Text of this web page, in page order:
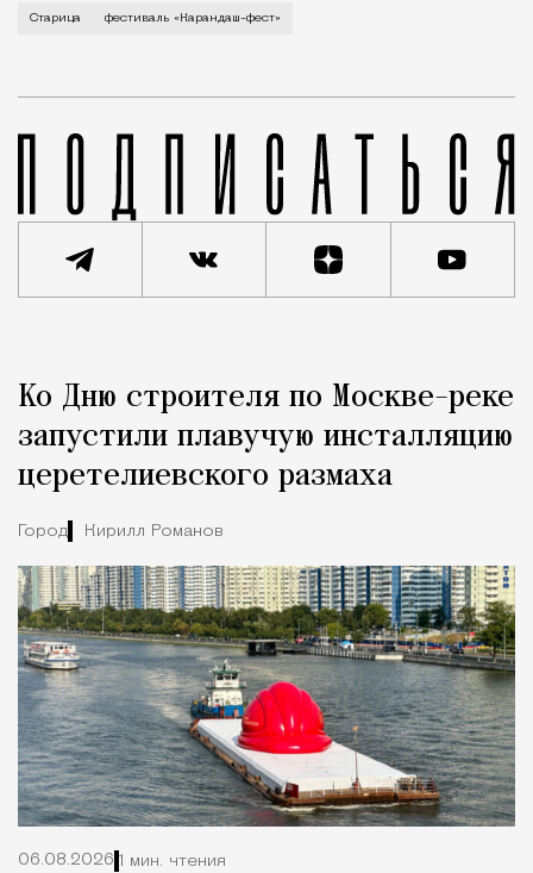
В минувший уикенд маленькая Старица в
Старица фестиваль «Карандаш-фест»
Город
Ко Дню строителя по Москве-реке
запустили плавучую инсталляцию
церетелиевского размаха
Город Кирилл Романов
06.08.2026 1 мин. чтения